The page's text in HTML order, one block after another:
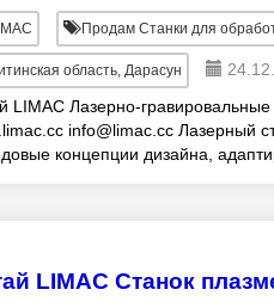
Продам Станки для обработки
область, Дарасун
LIMAC Лазерно-
info@limac.cc Лазерный
концепции дизайна,